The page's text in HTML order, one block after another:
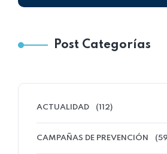
Post Categorías
ACTUALIDAD (112)
CAMPAÑAS DE PREVENCIÓN